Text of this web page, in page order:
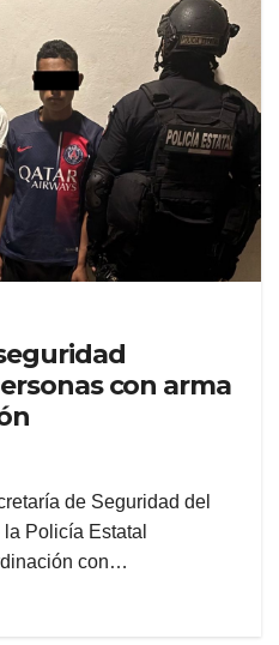
con arma
de Seguridad del
Policía Estatal
con…